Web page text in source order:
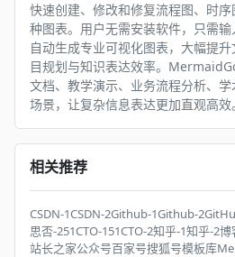
快速创建、修改和修复流程图、时
种图表。用户无需安装软件，只需
自动生成专业可视化图表，大幅提
目规划与知识表达效率。
文档、教学演示、业务流程分析、
场景，让复杂信息表达更加直观高效。
相关推荐
CSDN-1CSDN-2Github-1Github-2
思否-251CTO-151CTO-2知乎-1知乎-2博
站长之家公众号百家号搜狐号模板库